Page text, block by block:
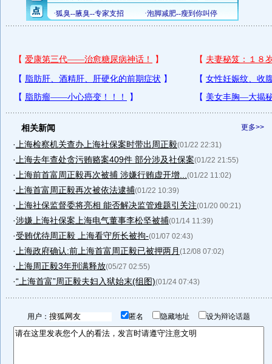
更多>>
相关新闻
· 上海检察机关查办上海社保案时带出周正毅(01/22 22:31)
· 上海去年查处贪污贿赂案409件 部分涉及社保案(01/22 21:55)
· 上海前首富周正毅再次被捕 涉嫌行贿虚开增... (01/22 11:02)
· 上海首富周正毅再次被依法逮捕(01/22 10:39)
· 上海社保监督委将亮相 能否解决监管难题引关注(01/20 00:21)
·涉嫌上海社保案上海电气董事李松坚被捕(01/14 11:39)
·受贿优待周正毅 上海看守所长被拘-(01/07 02:43)
· 上海政府确认:前上海首富周正毅已被押两月 (12/08 07:02)
· 上海周正毅3年刑满释放(05/27 02:55)
·“上海首富”周正毅夫妇入狱始末(组图)(01/24 07:43)
用户： 匿名 隐藏地址 设为辩论话题